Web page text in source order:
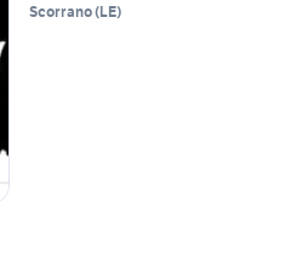
Scorrano(LE)